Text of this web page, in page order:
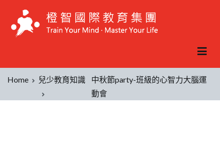
Home 兒少教育知識
中秋節party-班級的心智力大腦運
動會